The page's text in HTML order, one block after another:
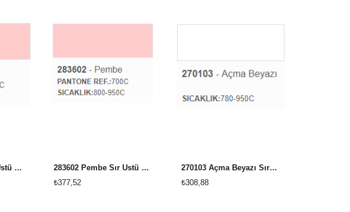
283903 Pembe Sır Üstü Dekor Boyası
283602 Pembe Sır Üstü Dekor Boyası
₺377,52
270103 Açma Beyazı Sır Üstü Dekor Boyası
₺308,88